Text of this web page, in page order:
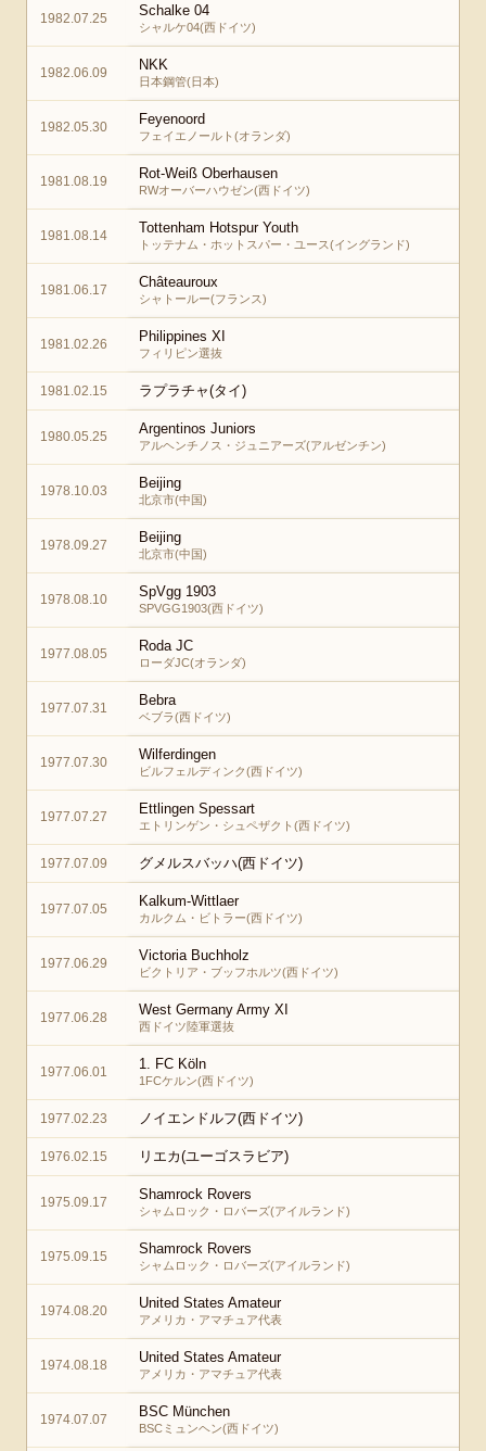
1982.07.25 Schalke 04
シャルケ04(西ドイツ)
1982.06.09 NKK
日本鋼管(日本)
1982.05.30 Feyenoord
フェイエノールト(オランダ)
1981.08.19 Rot-Weiß Oberhausen
RWオーバーハウゼン(西ドイツ)
1981.08.14 Tottenham Hotspur Youth
トッテナム・ホットスパー・ユース(イングランド)
1981.06.17 Châteauroux
シャトールー(フランス)
1981.02.26 Philippines XI
フィリピン選抜
1981.02.15 ラプラチャ(タイ)
1980.05.25 Argentinos Juniors
アルヘンチノス・ジュニアーズ(アルゼンチン)
1978.10.03 Beijing
北京市(中国)
1978.09.27 Beijing
北京市(中国)
1978.08.10 SpVgg 1903
SPVGG1903(西ドイツ)
1977.08.05 Roda JC
ローダJC(オランダ)
1977.07.31 Bebra
ベブラ(西ドイツ)
1977.07.30 Wilferdingen
ビルフェルディンク(西ドイツ)
1977.07.27 Ettlingen Spessart
エトリンゲン・シュペザクト(西ドイツ)
1977.07.09 グメルスバッハ(西ドイツ)
1977.07.05 Kalkum-Wittlaer
カルクム・ビトラー(西ドイツ)
1977.06.29 Victoria Buchholz
ビクトリア・ブッフホルツ(西ドイツ)
1977.06.28 West Germany Army XI
西ドイツ陸軍選抜
1977.06.01 1. FC Köln
1FCケルン(西ドイツ)
1977.02.23 ノイエンドルフ(西ドイツ)
1976.02.15 リエカ(ユーゴスラビア)
1975.09.17 Shamrock Rovers
シャムロック・ロバーズ(アイルランド)
1975.09.15 Shamrock Rovers
シャムロック・ロバーズ(アイルランド)
1974.08.20 United States Amateur
アメリカ・アマチュア代表
1974.08.18 United States Amateur
アメリカ・アマチュア代表
1974.07.07 BSC München
BSCミュンヘン(西ドイツ)